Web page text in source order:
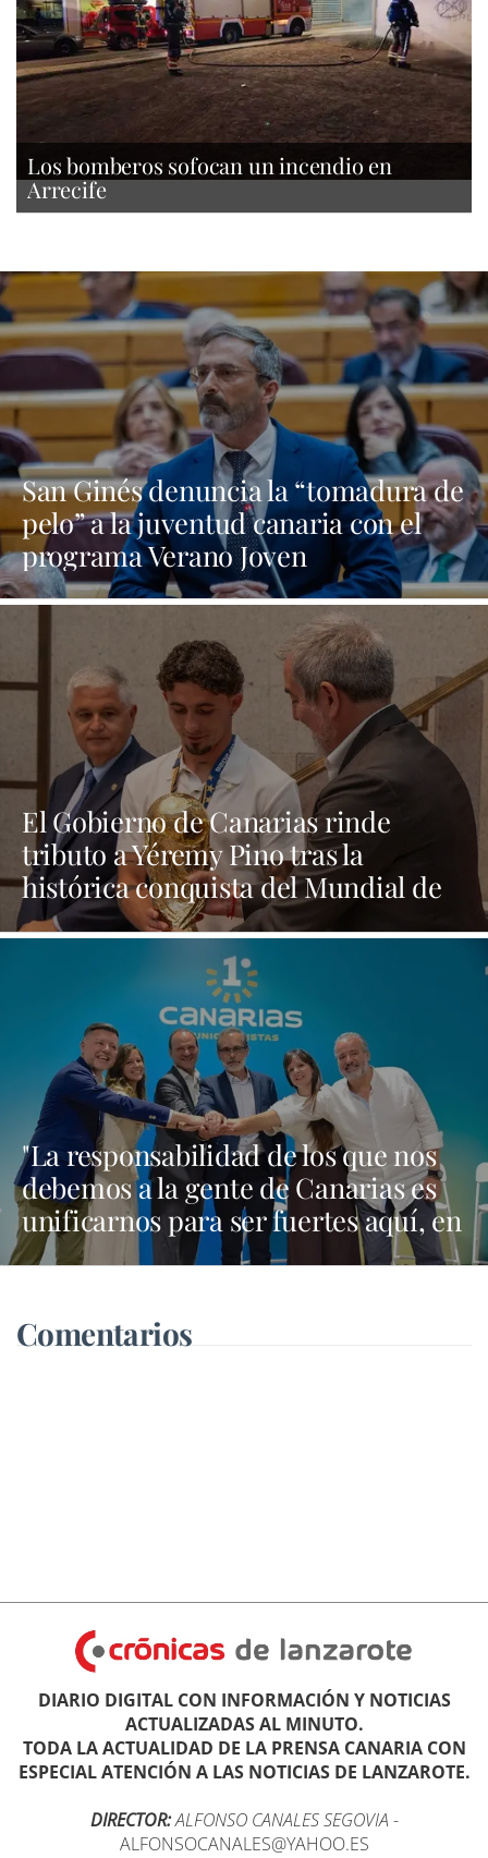
Los bomberos sofocan un incendio en
Arrecife
San Ginés denuncia la “tomadura de
pelo” a la juventud canaria con el
programa Verano Joven
El Gobierno de Canarias rinde
tributo a Yéremy Pino tras la
histórica conquista del Mundial de
Fútbol
"La responsabilidad de los que nos
debemos a la gente de Canarias es
unificarnos para ser fuertes aquí, en
Madrid y en Bruselas"
Comentarios
DIARIO DIGITAL CON INFORMACIÓN Y NOTICIAS
ACTUALIZADAS AL MINUTO.
TODA LA ACTUALIDAD DE LA PRENSA CANARIA CON
ESPECIAL ATENCIÓN A LAS NOTICIAS DE LANZAROTE.
DIRECTOR:ALFONSO CANALES SEGOVIA -
ALFONSOCANALES@YAHOO.ES